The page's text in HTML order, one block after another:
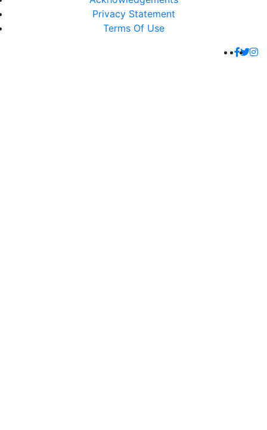
Privacy Statement
Terms Of Use